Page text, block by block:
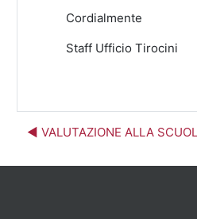
Cordialmente
Staff Ufficio Tirocini
◀︎ VALUTAZIONE ALLA